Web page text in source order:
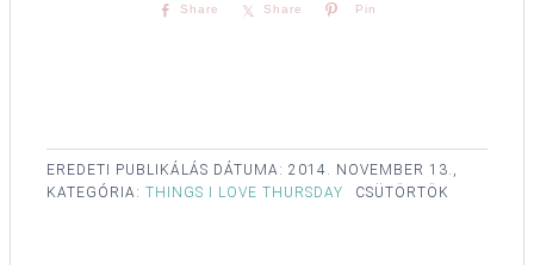
Share Share Pin
EREDETI PUBLIKÁLÁS DÁTUMA: 2014. NOVEMBER 13.,
CSÜTÖRTÖK
KATEGÓRIA: THINGS I LOVE THURSDAY